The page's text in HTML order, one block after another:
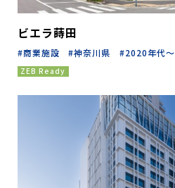
ビエラ蒔田
商業施設 神奈川県 2020年代～
ZEB Ready